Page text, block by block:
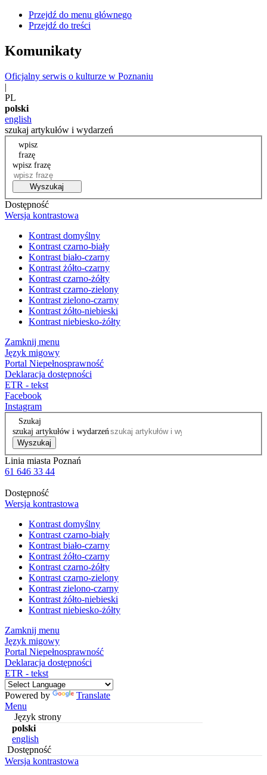
Przejdź do menu głównego
Przejdź do treści
Komunikaty
Oficjalny serwis o kulturze w Poznaniu
|
PL
polski
english
szukaj artykułów i wydarzeń
wpisz
frazę
wpisz frazę
Wyszukaj
Dostępność
Wersja kontrastowa
Kontrast domyślny
Kontrast czarno-biały
Kontrast biało-czarny
Kontrast żółto-czarny
Kontrast czarno-żółty
Kontrast czarno-zielony
Kontrast zielono-czarny
Kontrast żółto-niebieski
Kontrast niebiesko-żółty
Zamknij menu
Język migowy
Portal Niepełnosprawność
Deklaracja dostępności
ETR - tekst
Facebook
Instagram
Szukaj
szukaj artykułów i wydarzeń
Wyszukaj
Linia miasta Poznań
61 646 33 44
Dostępność
Wersja kontrastowa
Kontrast domyślny
Kontrast czarno-biały
Kontrast biało-czarny
Kontrast żółto-czarny
Kontrast czarno-żółty
Kontrast czarno-zielony
Kontrast zielono-czarny
Kontrast żółto-niebieski
Kontrast niebiesko-żółty
Zamknij menu
Język migowy
Portal Niepełnosprawność
Deklaracja dostępności
ETR - tekst
Powered by
Translate
Menu
Język strony
polski
english
Dostępność
Wersja kontrastowa